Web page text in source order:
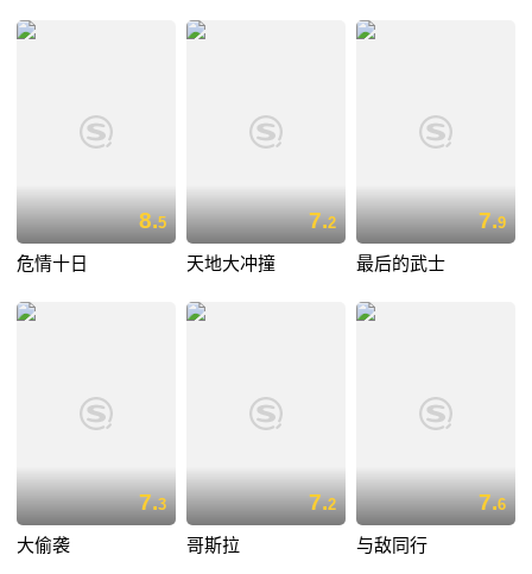
8.5
危情十日
7.2
天地大冲撞
7.9
最后的武士
7.3
大偷袭
7.2
哥斯拉
7.6
与敌同行